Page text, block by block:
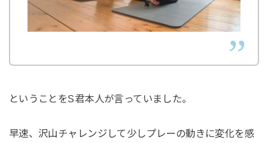
ということをS君本人が言っていました。
早速、沢山チャレンジして少しプレーの動きに変化を感